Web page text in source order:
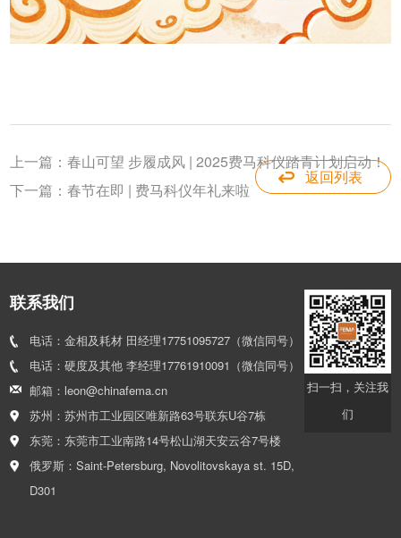
上一篇：春山可望 步履成风 | 2025费马科仪踏青计划启动！
下一篇：春节在即 | 费马科仪年礼来啦
返回列表
联系我们
电话：金相及耗材 田经理17751095727（微信同号）
电话：硬度及其他 李经理17761910091（微信同号）
邮箱：leon@chinafema.cn
苏州：苏州市工业园区唯新路63号联东U谷7栋
东莞：东莞市工业南路14号松山湖天安云谷7号楼
俄罗斯：Saint-Petersburg, Novolitovskaya st. 15D,
D301
扫一扫，关注我
们